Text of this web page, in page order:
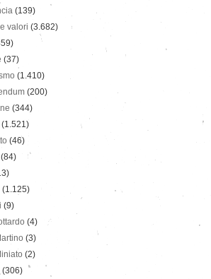
(139)
valori (3.682)
(37)
(1.410)
(200)
(344)
(1.521)
(46)
(84)
(1.125)
(9)
(4)
(3)
(2)
(306)